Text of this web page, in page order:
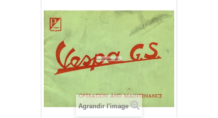
Agrandir l'image